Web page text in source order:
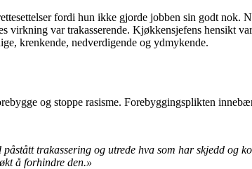
fordi hun ikke gjorde jobben sin godt nok.
virkning var trakasserende. Kjøkkensjefens
krenkende, nedverdigende og ydmykende.
og stoppe rasisme. Forebyggingsplikten
trakassering og utrede hva som har skjedd og
å forhindre den.»